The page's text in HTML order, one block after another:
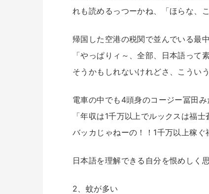
れも読めるっつーかね、「ほらな、
帰国した空港の税関で並んでいる最
「やっぱりィ～、全部、日本語って
そうかもしれないけれどさ、こうい
電車の中でも4頭身のコージー冨田み
「年収は1千万以上でルックスは福士
バッカじゃねーの！！1千万以上稼
日本語を理解できる自分を恨めしく
2、蚊が多い